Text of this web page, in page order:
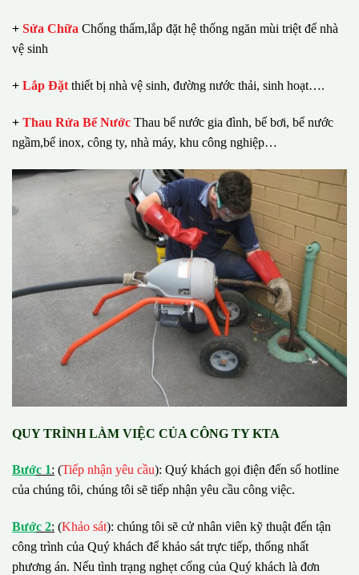
+ Sửa Chữa Chống thấm,lắp đặt hệ thống ngăn mùi triệt để nhà
vệ sinh
+ Lắp Đặt thiết bị nhà vệ sinh, đường nước thải, sinh hoạt….
+ Thau Rửa Bể Nước Thau bể nước gia đình, bể bơi, bể nước
ngầm,bể inox, công ty, nhà máy, khu công nghiệp…
QUY TRÌNH LÀM VIỆC CỦA CÔNG TY KTA
Bước 1: (Tiếp nhận yêu cầu): Quý khách gọi điện đến số hotline
của chúng tôi, chúng tôi sẽ tiếp nhận yêu cầu công việc.
Bước 2: (Khảo sát): chúng tôi sẽ cử nhân viên kỹ thuật đến tận
công trình của Quý khách để khảo sát trực tiếp, thống nhất
phương án. Nếu tình trạng nghẹt cống của Quý khách là đơn